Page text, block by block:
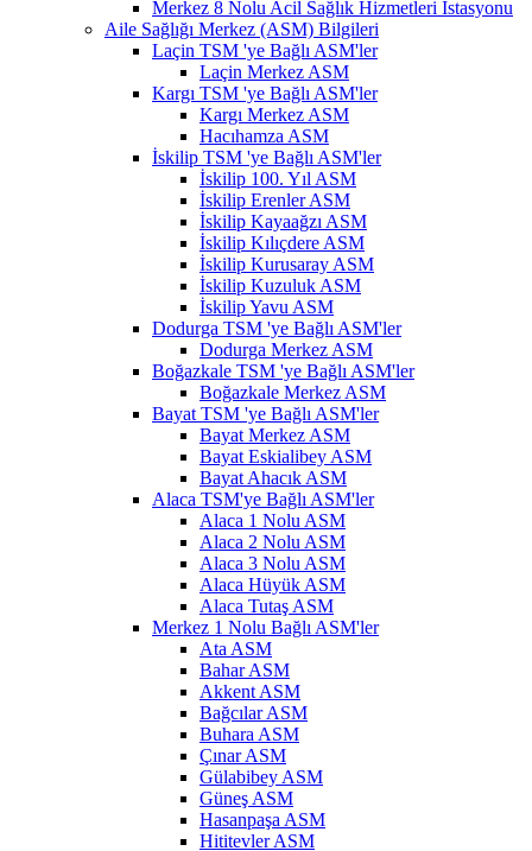
Merkez 8 Nolu Acil Sağlık Hizmetleri İstasyonu
Aile Sağlığı Merkez (ASM) Bilgileri
Laçin TSM 'ye Bağlı ASM'ler
Laçin Merkez ASM
Kargı TSM 'ye Bağlı ASM'ler
Kargı Merkez ASM
Hacıhamza ASM
İskilip TSM 'ye Bağlı ASM'ler
İskilip 100. Yıl ASM
İskilip Erenler ASM
İskilip Kayaağzı ASM
İskilip Kılıçdere ASM
İskilip Kurusaray ASM
İskilip Kuzuluk ASM
İskilip Yavu ASM
Dodurga TSM 'ye Bağlı ASM'ler
Dodurga Merkez ASM
Boğazkale TSM 'ye Bağlı ASM'ler
Boğazkale Merkez ASM
Bayat TSM 'ye Bağlı ASM'ler
Bayat Merkez ASM
Bayat Eskialibey ASM
Bayat Ahacık ASM
Alaca TSM'ye Bağlı ASM'ler
Alaca 1 Nolu ASM
Alaca 2 Nolu ASM
Alaca 3 Nolu ASM
Alaca Hüyük ASM
Alaca Tutaş ASM
Merkez 1 Nolu Bağlı ASM'ler
Ata ASM
Bahar ASM
Akkent ASM
Bağcılar ASM
Buhara ASM
Çınar ASM
Gülabibey ASM
Güneş ASM
Hasanpaşa ASM
Hititevler ASM